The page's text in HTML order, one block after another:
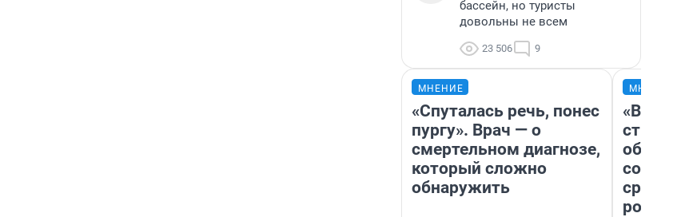
бассейн, но туристы
довольны не всем
23 506 9
МНЕНИЕ
«Спуталась речь, понес
пургу». Врач — о
смертельном диагнозе,
который сложно
обнаружить
«В